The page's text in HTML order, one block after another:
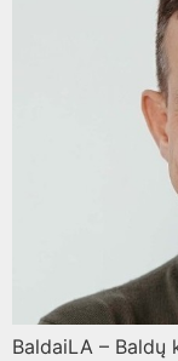
BaldaiLA –